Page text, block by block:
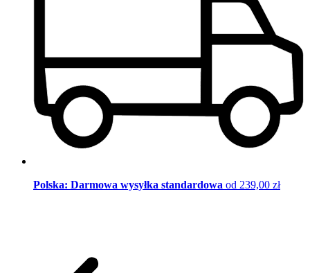
Polska: Darmowa wysyłka standardowa od 239,00 zł